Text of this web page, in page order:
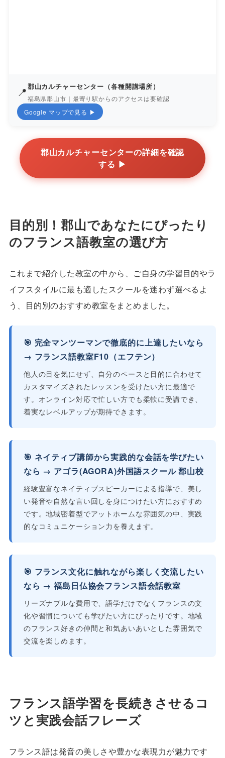
📍郡山カルチャーセンター（各種開講場所）
福島県郡山市｜最寄り駅からのアクセスは要確認
Google マップで見る ▶
郡山カルチャーセンターの詳細を確認
する ▶
目的別！郡山であなたにぴったり
のフランス語教室の選び方
これまで紹介した教室の中から、ご自身の学習目的やラ
イフスタイルに最も適したスクールを迷わず選べるよ
う、目的別のおすすめ教室をまとめました。
🎯 完全マンツーマンで徹底的に上達したいなら
→ フランス語教室F10（エフテン）
他人の目を気にせず、自分のペースと目的に合わせて
カスタマイズされたレッスンを受けたい方に最適で
す。オンライン対応で忙しい方でも柔軟に受講でき、
着実なレベルアップが期待できます。
🎯 ネイティブ講師から実践的な会話を学びたい
なら → アゴラ(AGORA)外国語スクール 郡山校
経験豊富なネイティブスピーカーによる指導で、美し
い発音や自然な言い回しを身につけたい方におすすめ
です。地域密着型でアットホームな雰囲気の中、実践
的なコミュニケーション力を養えます。
🎯 フランス文化に触れながら楽しく交流したい
なら → 福島日仏協会フランス語会話教室
リーズナブルな費用で、語学だけでなくフランスの文
化や習慣についても学びたい方にぴったりです。地域
のフランス好きの仲間と和気あいあいとした雰囲気で
交流を楽しめます。
フランス語学習を長続きさせるコ
ツと実践会話フレーズ
フランス語は発音の美しさや豊かな表現力が魅力です